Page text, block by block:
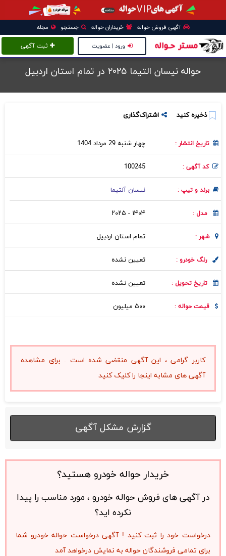
آگهی فروش حواله خریداران حواله جستجو مجله
ثبت آگهی ورود | عضویت
حواله نیسان التیما ۲۰۲۵ در تمام استان اردبیل
ذخیره کنید اشتراک‌گذاری
تاریخ انتشار : چهار شنبه 29 مرداد 1404
کد آگهی : 100245
برند و تیپ : نیسان آلتیما
مدل : ۱۴۰۴ - ۲۰۲۵
شهر : تمام استان اردبیل
رنگ خودرو : تعیین نشده
تاریخ تحویل : تعیین نشده
قیمت حواله : ۵۰۰ میلیون
کاربر گرامی ، این آگهی منقضی شده است . برای مشاهده
آگهی های مشابه اینجا را کلیک کنید
گزارش مشکل آگهی
خریدار حواله خودرو هستید؟
در آگهی های فروش حواله خودرو ، مورد مناسب را پیدا
نکرده اید؟
درخواست خود را ثبت کنید ! آگهی درخواست حواله خودرو شما
برای تمامی فروشندگان حواله به نمایش درخواهد آمد